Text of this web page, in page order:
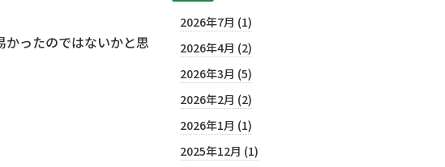
ったのではないかと思
2026年7月 (1)
2026年4月 (2)
2026年3月 (5)
2026年2月 (2)
2026年1月 (1)
2025年12月 (1)